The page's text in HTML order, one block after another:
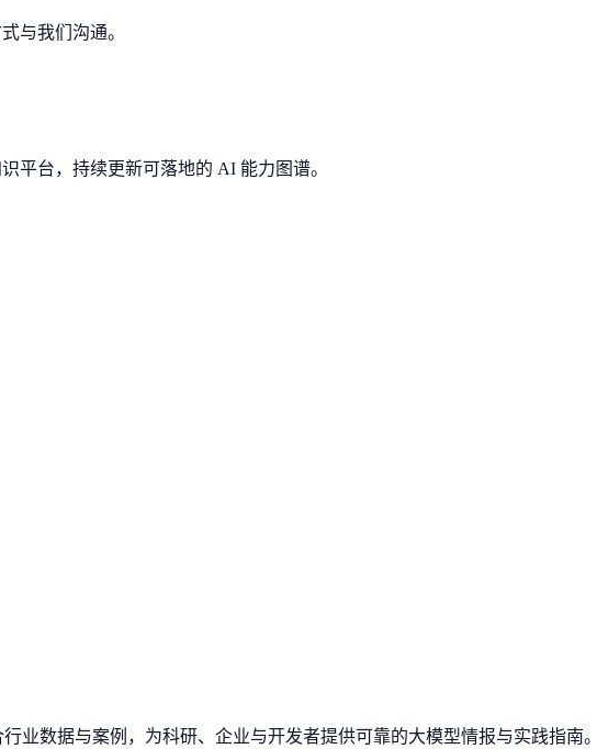
与我们沟通。
平台，持续更新可落地的 AI 能力图谱。
行业数据与案例，为科研、企业与开发者提供可靠的大模型情报与实践指南。